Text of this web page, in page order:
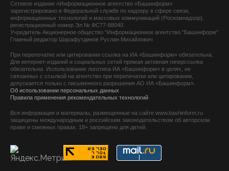
Сетевое издание «Информационное агентство «Башинформ»
зарегистрировано в Федеральной службе по надзору в сфере связи,
информационных технологий и массовых коммуникаций (Роскомнадзор),
регистрационный номер Эл № ФС77-88040
Учредитель Акционерное общество "Информационное агентство "Башинформ"
Главный редактор Шарафутдинов Руслан Михайлович
При перепечатке или цитировании ссылка на ИА «Башинформ» обязательна.
Для интернет-изданий и социальных сетей прямая активная гиперссылка
обязательна. Использование логотипа ИА «Башинформ» в целях, не
связанных с ссылкой на агентство при перепечатке или цитировании,
допускается только с письменного разрешения АО ИА «Башинформ».
Об использовании персональных данных
Правила применения рекомендательных технологий
Вся информация и материалы, размещенные на сайте www.bashinform.ru
защищены международным и российским законодательством об авторском
праве и смежных правах. 18+ запрещено для детей.